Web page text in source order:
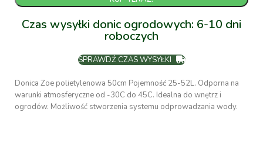
Czas wysyłki donic ogrodowych: 6-10 dni
roboczych
SPRAWDŹ CZAS WYSYŁKI
Donica Zoe polietylenowa 50cm Pojemność 25-52L. Odporna na
warunki atmosferyczne od -30C do 45C. Idealna do wnętrz i
ogrodów. Możliwość stworzenia systemu odprowadzania wody.